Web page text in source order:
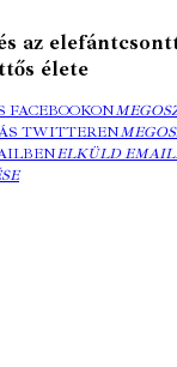
az
élete
FACEBOOKON
TWITTEREN
ELKÜLD